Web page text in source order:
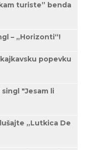
turiste” benda
– „Horizonti“!
popevku
"Jesam li
„Lutkica De